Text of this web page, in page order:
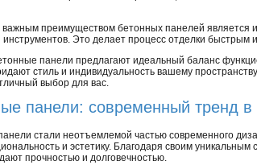
преимуществом бетонных панелей является
инструментов. Это делает процесс отделки быстрым
панели предлагают идеальный баланс
стиль и индивидуальность вашему
выбор для вас.
панели: современный тренд в
стали неотъемлемой частью современного
и эстетику. Благодаря своим
прочностью и долговечностью.